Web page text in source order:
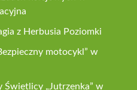
z Herbusia Poziomki
motocykl” w
Świetlicy „Jutrzenka” w